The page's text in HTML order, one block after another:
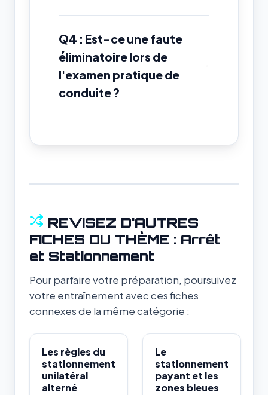
Q4 : Est-ce une faute
éliminatoire lors de
l'examen pratique de
conduite ?
REVISEZ D'AUTRES
FICHES DU THÈME : Arrêt
et Stationnement
Pour parfaire votre préparation, poursuivez
votre entraînement avec ces fiches
connexes de la même catégorie :
Les règles du
stationnement
unilatéral
alterné
Le
stationnement
payant et les
zones bleues